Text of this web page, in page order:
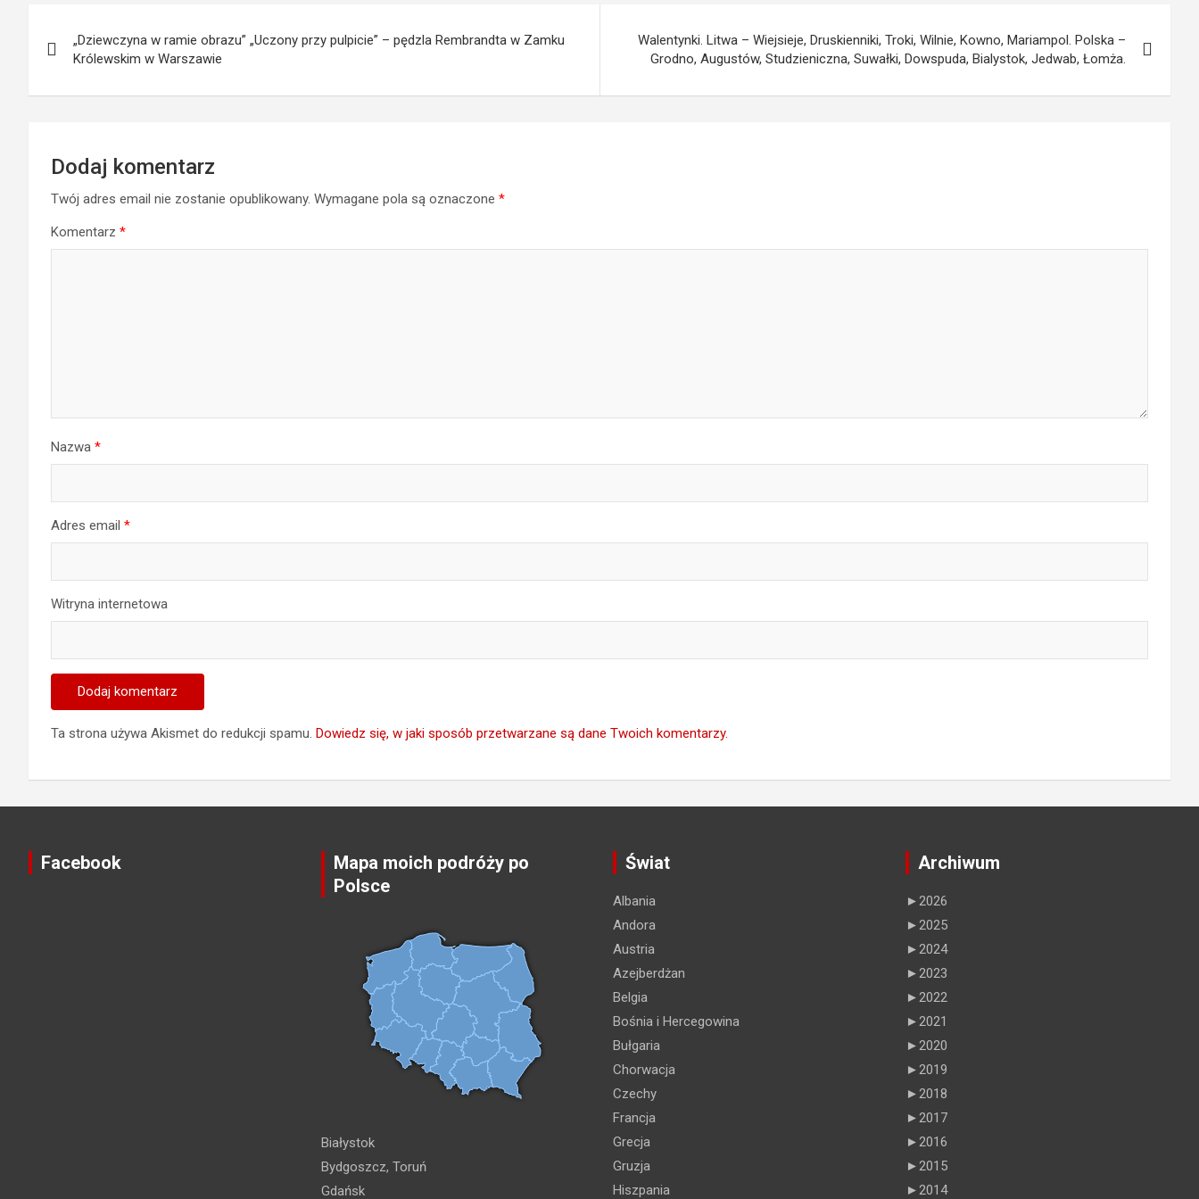
wpisu
„Dziewczyna w ramie obrazu” „Uczony przy pulpicie” – pędzla Rembrandta w Zamku
Królewskim w Warszawie
Walentynki. Litwa – Wiejsieje, Druskienniki, Troki, Wilnie, Kowno, Mariampol. Polska –
Grodno, Augustów, Studzieniczna, Suwałki, Dowspuda, Bialystok, Jedwab, Łomża.
Dodaj komentarz
Twój adres email nie zostanie opublikowany. Wymagane pola są oznaczone *
Komentarz *
Nazwa *
Adres email *
Witryna internetowa
Ta strona używa Akismet do redukcji spamu. Dowiedz się, w jaki sposób przetwarzane są dane Twoich komentarzy.
Facebook
Mapa moich podróży po
Polsce
Białystok
Bydgoszcz, Toruń
Gdańsk
Świat
Albania
Andora
Austria
Azejberdżan
Belgia
Bośnia i Hercegowina
Bułgaria
Chorwacja
Czechy
Francja
Grecja
Gruzja
Hiszpania
Archiwum
►2026
►2025
►2024
►2023
►2022
►2021
►2020
►2019
►2018
►2017
►2016
►2015
►2014